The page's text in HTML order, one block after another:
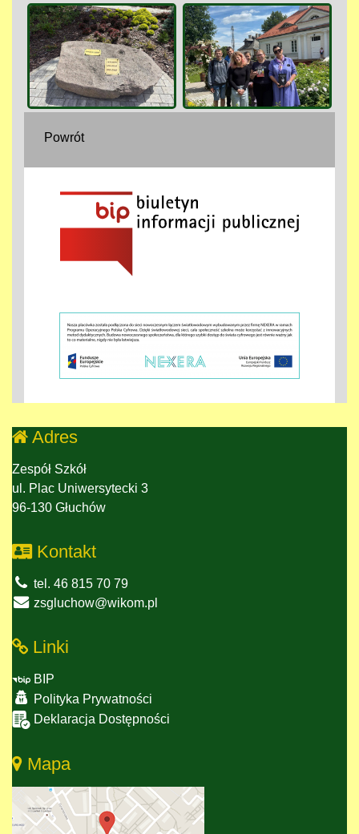
Powrót
Adres
Zespół Szkół
ul. Plac Uniwersytecki 3
96-130 Głuchów
Kontakt
tel. 46 815 70 79
zsgluchow@wikom.pl
Linki
BIP
Polityka Prywatności
Deklaracja Dostępności
Mapa